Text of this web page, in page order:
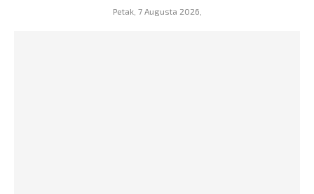
Petak, 7 Augusta 2026,